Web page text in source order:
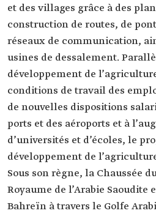
et des villages grâce à des
construction de routes, de
réseaux de communication,
usines de dessalement.
développement de
conditions de travail des
de nouvelles dispositions
ports et des aéroports et à
d’universités et d’écoles, le
développement de
Sous son règne, la Chaussée
Royaume de l’Arabie Saoudite
Bahreïn à travers le Golfe